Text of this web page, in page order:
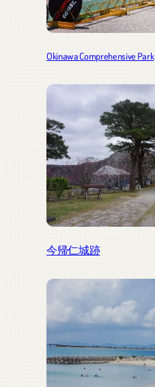
Okinawa Comprehensive Park
今帰仁城跡